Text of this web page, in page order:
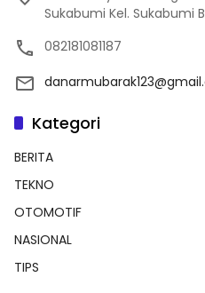
Sukabumi Kel. Sukabumi
082181081187
Kategori
BERITA
TEKNO
OTOMOTIF
NASIONAL
TIPS